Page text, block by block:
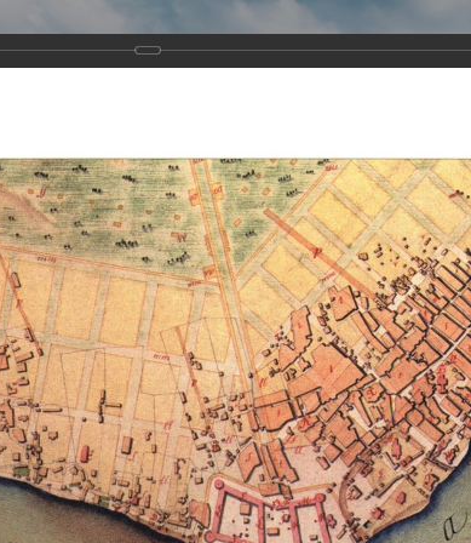
Сайт создан по
Наследники Галерея
Главная Галерея Храмы-мученики Архангельска